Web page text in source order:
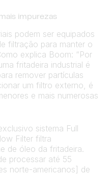
impurezas
podem ser equipados
filtração para manter o
explica Boom: “Por
fritadeira industrial é
remover partículas
um filtro externo, é
e mais numerosas
sistema Full
Filter filtra
de óleo da fritadeira.
processar até 55
norte-americanos] de